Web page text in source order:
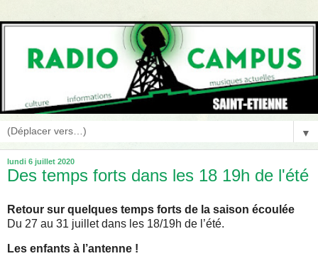
▼
lundi 6 juillet 2020
Des temps forts dans les 18 19h de l'été
Retour sur quelques temps forts de la saison écoulée
Du 27 au 31 juillet dans les 18/19h de l’été.
Les enfants à l’antenne !